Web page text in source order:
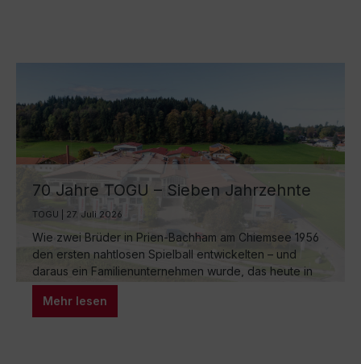
70 Jahre TOGU – Sieben Jahrzehnte
Ball-Manufaktur am Chiemsee
TOGU | 27. Juli 2026
Wie zwei Brüder in Prien-Bachham am Chiemsee 1956
den ersten nahtlosen Spielball entwickelten – und
daraus ein Familienunternehmen wurde, das heute in
dritter Generation weltweit für Bewegung sorgt.
Mehr lesen